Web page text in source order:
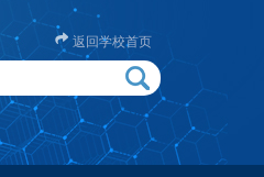
返回学校首页